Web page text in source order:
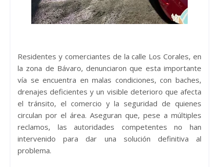
Residentes y comerciantes de la calle Los Corales, en
la zona de Bávaro, denunciaron que esta importante
vía se encuentra en malas condiciones, con baches,
drenajes deficientes y un visible deterioro que afecta
el tránsito, el comercio y la seguridad de quienes
circulan por el área. Aseguran que, pese a múltiples
reclamos, las autoridades competentes no han
intervenido para dar una solución definitiva al
problema.